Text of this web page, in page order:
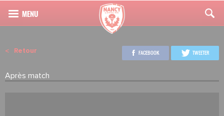
Retour
Après match
FACEBOOK TWEETER